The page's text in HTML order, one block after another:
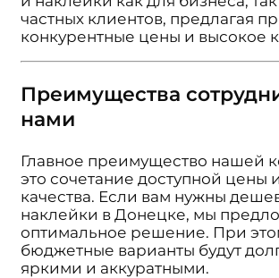
частных клиентов, предлагая
конкурентные цены и высокое
Преимущества
нами
Главное преимущество нашей
это сочетание доступной цены
качества. Если вам нужны
наклейки в Донецке, мы
оптимальное решение. При
бюджетные варианты будут
яркими и аккуратными.